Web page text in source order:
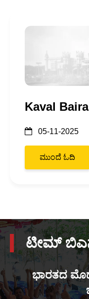
Kaval
05-11-2025
ಮುಂದೆ ಓದಿ
ಟೀಮ್
ಭಾರತದ